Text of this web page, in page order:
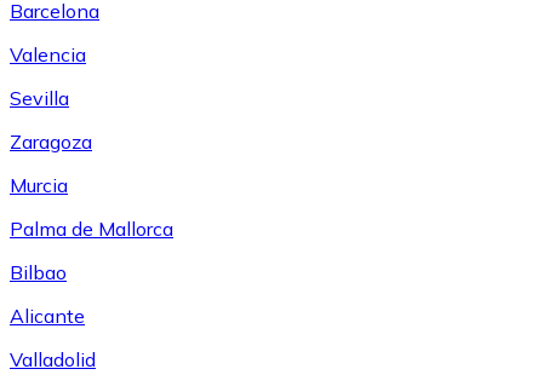
Barcelona
Valencia
Sevilla
Zaragoza
Murcia
Palma de Mallorca
Bilbao
Alicante
Valladolid